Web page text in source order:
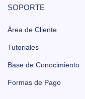
SOPORTE
Área de Cliente
Tutoriales
Base de Conocimiento
Formas de Pago